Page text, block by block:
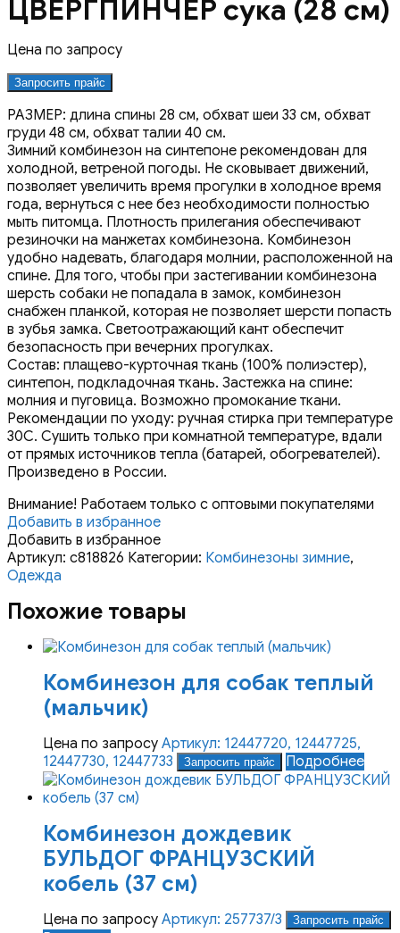
ЦВЕРГПИНЧЕР сука (28 см)
Цена по запросу
Запросить прайс
РАЗМЕР: длина спины 28 см, обхват шеи 33 см, обхват
груди 48 см, обхват талии 40 см.
Зимний комбинезон на синтепоне рекомендован для
холодной, ветреной погоды. Не сковывает движений,
позволяет увеличить время прогулки в холодное время
года, вернуться с нее без необходимости полностью
мыть питомца. Плотность прилегания обеспечивают
резиночки на манжетах комбинезона. Комбинезон
удобно надевать, благодаря молнии, расположенной на
спине. Для того, чтобы при застегивании комбинезона
шерсть собаки не попадала в замок, комбинезон
снабжен планкой, которая не позволяет шерсти попасть
в зубья замка. Светоотражающий кант обеспечит
безопасность при вечерних прогулках.
Состав: плащево-курточная ткань (100% полиэстер),
синтепон, подкладочная ткань. Застежка на спине:
молния и пуговица. Возможно промокание ткани.
Рекомендации по уходу: ручная стирка при температуре
30С. Сушить только при комнатной температуре, вдали
от прямых источников тепла (батарей, обогревателей).
Произведено в России.
Внимание! Работаем только с оптовыми покупателями
Добавить в избранное
Добавить в избранное
Артикул: с818826 Категории: Комбинезоны зимние,
Одежда
Похожие товары
Комбинезон для собак теплый
(мальчик)
Цена по запросу Артикул: 12447720, 12447725,
12447730, 12447733
Запросить прайс Подробнее
Комбинезон дождевик
БУЛЬДОГ ФРАНЦУЗСКИЙ
кобель (37 см)
Цена по запросу Артикул: 257737/3 Запросить прайс